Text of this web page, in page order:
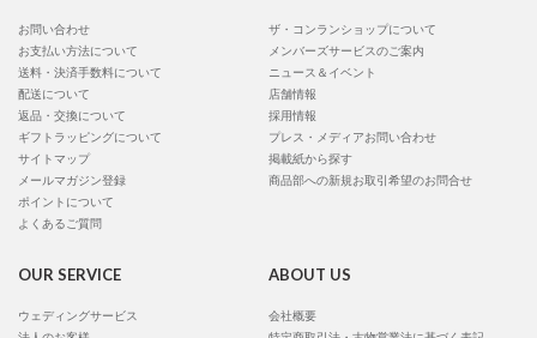
お問い合わせ
お支払い方法について
送料・決済手数料について
配送について
返品・交換について
ギフトラッピングについて
サイトマップ
メールマガジン登録
ポイントについて
よくあるご質問
ザ・コンランショップについて
メンバーズサービスのご案内
ニュース＆イベント
店舗情報
採用情報
プレス・メディアお問い合わせ
掲載紙から探す
商品部への新規お取引希望のお問合せ
OUR SERVICE
ウェディングサービス
ABOUT US
会社概要